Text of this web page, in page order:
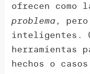
ofrecen como
problema, pero
inteligentes.
herramientas
hechos o